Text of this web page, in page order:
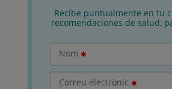
Recibe puntualmente en tu
recomendaciones de salud,
Nom
Correu electrònic